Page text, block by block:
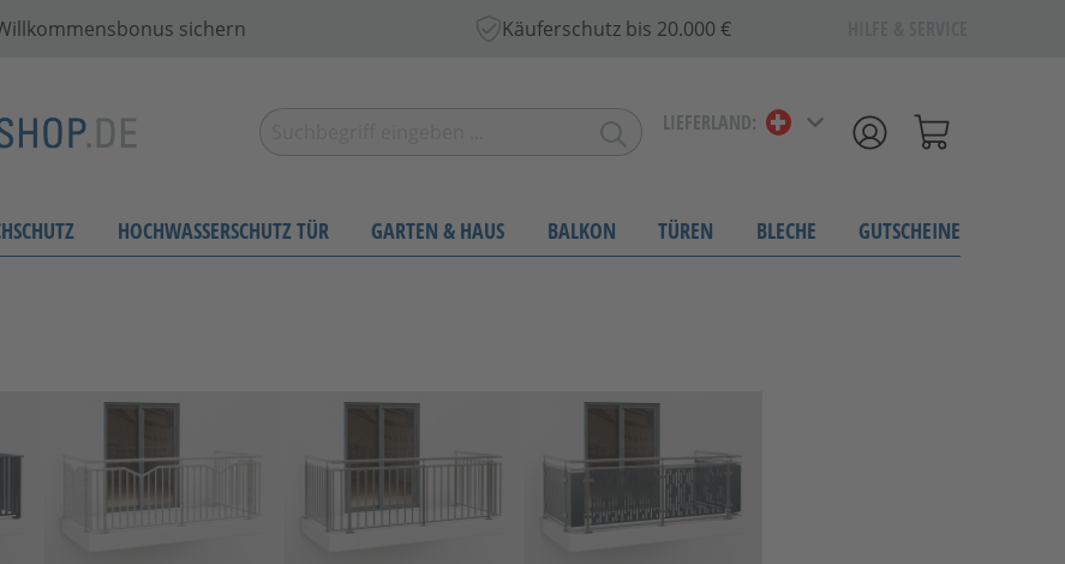
sichern Käuferschutz bis 20.000 €
LIEFERLAND:
HOCHWASSERSCHUTZ TÜR GARTEN & HAUS BALKON TÜREN BLECHE GUTSCHEINE